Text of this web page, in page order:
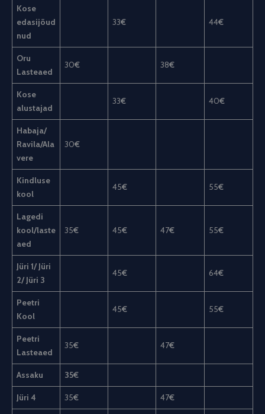
Kose
edasijõud
nud
33€ 44€
Oru
Lasteaed
30€ 38€
Kose
alustajad
33€ 40€
Habaja/
Ravila/Ala
vere
30€
Kindluse
kool
45€ 55€
Lagedi
kool/laste
aed
35€ 45€ 47€ 55€
Jüri 1/ Jüri
2/ Jüri 3
45€ 64€
Peetri
Kool
45€ 55€
Peetri
Lasteaed
35€ 47€
Assaku 35€
Jüri 4 35€ 47€